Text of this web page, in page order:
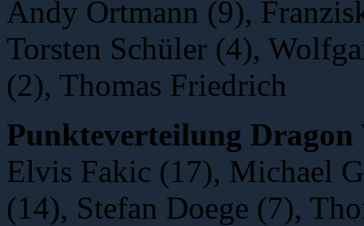
Andy Ortmann (9),
Torsten Schüler (4),
(2), Thomas Friedrich
Punkteverteilung Dragon
Elvis Fakic (17), Michael
(14), Stefan Doege (7),